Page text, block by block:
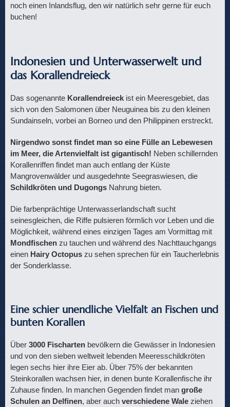
noch einen Inlandsflug, den wir natürlich sehr gerne für euch
buchen!
Indonesien und Unterwasserwelt und
das Korallendreieck
Das sogenannte Korallendreieck ist ein Meeresgebiet, das
sich von den Salomonen über Neuguinea bis zu den kleinen
Sundainseln, vorbei an Borneo und den Philippinen erstreckt.
Nirgendwo sonst findet man so eine Fülle an Lebewesen
im Meer, die Artenvielfalt ist gigantisch! Neben schillernden
Korallenriffen findet man auch entlang der Küste
Mangrovenwälder und ausgedehnte Seegraswiesen, die
Schildkröten und Dugongs Nahrung bieten.
Die farbenprächtige Unterwasserlandschaft sucht
seinesgleichen, die Riffe pulsieren förmlich vor Leben und die
Möglichkeit, während eines einzigen Tages am Vormittag mit
Mondfischen zu tauchen und während des Nachttauchgangs
einen Hairy Octopus zu sehen sprechen für ein Taucherlebnis
der Sonderklasse.
Eine schier unendliche Vielfalt an Fischen und
bunten Korallen
Über 3000 Fischarten bevölkern die Gewässer in Indonesien
und von den sieben weltweit lebenden Meeresschildkröten
legen sechs hier ihre Eier ab. Über 75% der bekannten
Steinkorallen wachsen hier, in denen bunte Korallenfische ihr
Zuhause finden. In manchen Gegenden findet man große
Schulen an Delfinen, aber auch verschiedene Wale ziehen